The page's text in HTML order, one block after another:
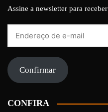
Assine a newsletter para
mail Confirmar
CONFIRA